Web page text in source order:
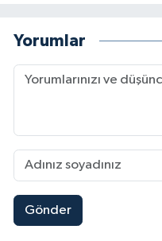
Yorumlar
Gönder